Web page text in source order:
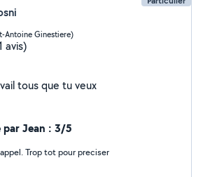
Antoine Ginestiere)
avis)
tous que tu veux
par Jean : 3/5
Trop tot pour preciser